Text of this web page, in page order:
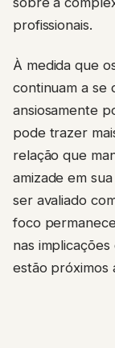
profissionais.
À medida que
continuam a se
ansiosamente
pode trazer
relação que
amizade em
ser avaliado
foco
nas
estão próximos